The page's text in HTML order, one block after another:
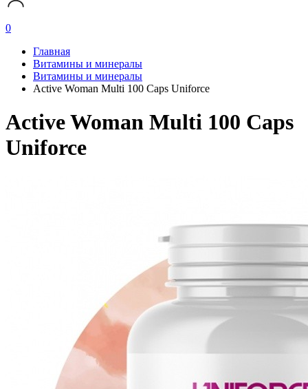
0
Главная
Витамины и минералы
Витамины и минералы
Active Woman Multi 100 Caps Uniforce
Active Woman Multi 100 Caps
Uniforce